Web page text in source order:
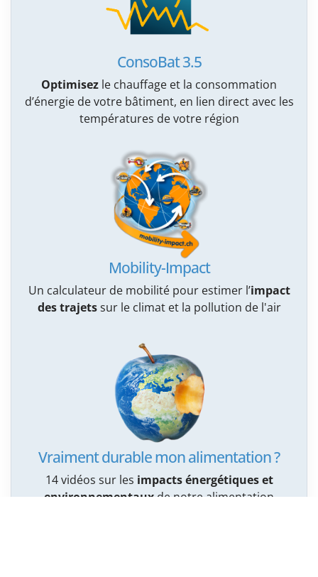
ConsoBat 3.5
Optimisez le chauffage et la consommation
d’énergie de votre bâtiment, en lien direct avec les
températures de votre région
Mobility-Impact
Un calculateur de mobilité pour estimer l’impact
des trajetssur le climat et la pollution de l'air
Vraiment durable mon alimentation ?
14 vidéos sur les impacts énergétiques et
environnementauxde notre alimentation